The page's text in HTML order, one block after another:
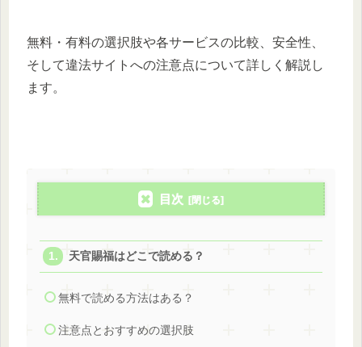
無料・有料の選択肢や各サービスの比較、安全性、
そして違法サイトへの注意点について詳しく解説し
ます。
目次
天官賜福はどこで読める？
無料で読める方法はある？
注意点とおすすめの選択肢